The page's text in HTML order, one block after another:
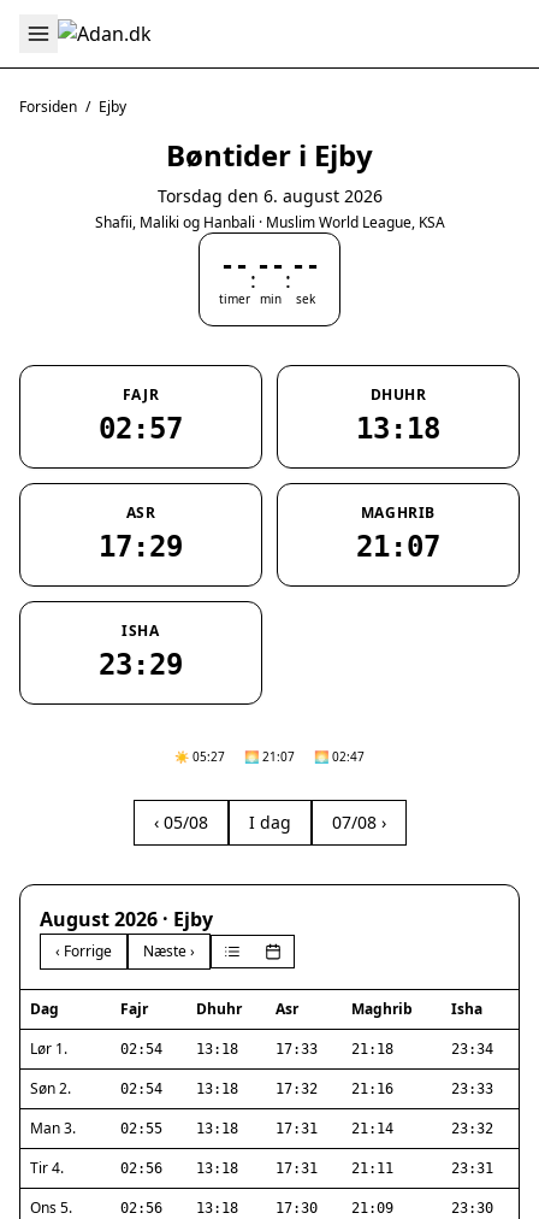
Forsiden / Ejby
Bøntider i Ejby
Torsdag den 6. august 2026
Shafii, Maliki og Hanbali · Muslim World League, KSA
--
timer
:--
min
:--
sek
FAJR
02:57
DHUHR
13:18
ASR
17:29
MAGHRIB
21:07
ISHA
23:29
☀️ 05:27 🌅 21:07 🌅 02:47
‹ 05/08 I dag 07/08 ›
August 2026 · Ejby
‹ Forrige Næste ›
Dag Fajr Dhuhr Asr Maghrib
Isha
Lør 1.
02:54 13:18 17:33 21:18 23:34
Søn 2. 02:54 13:18 17:32 21:16 23:33
Man 3. 02:55 13:18 17:31 21:14 23:32
Tir 4. 02:56 13:18 17:31 21:11 23:31
Ons 5. 02:56 13:18 17:30 21:09 23:30